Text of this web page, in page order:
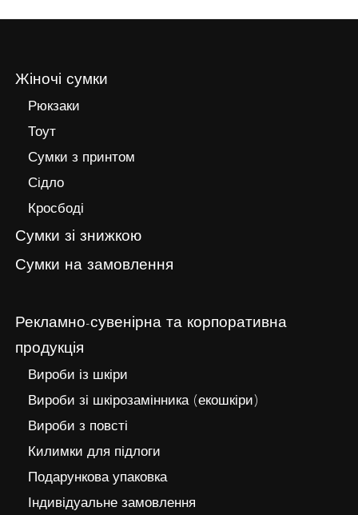
Жіночі сумки
Рюкзаки
Тоут
Сумки з принтом
Сідло
Кросбоді
Сумки зі знижкою
Сумки на замовлення
Рекламно-сувенірна та корпоративна
продукція
Вироби із шкіри
Вироби зі шкірозамінника (екошкіри)
Вироби з повсті
Килимки для підлоги
Подарункова упаковка
Індивідуальне замовлення